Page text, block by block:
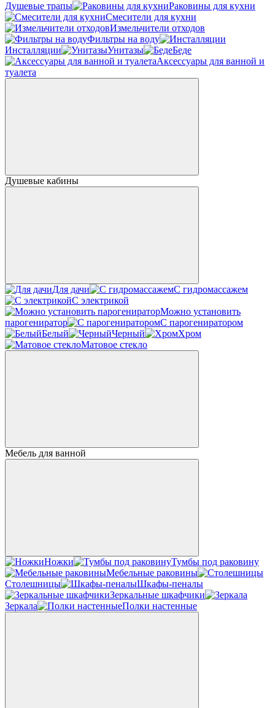
Душевые трапы
Раковины для кухни
Смесители для кухни
Измельчители отходов
Фильтры на воду
Инсталляции
Унитазы
Беде
Аксессуары для ванной и
туалета
Душевые кабины
Для дачи
С гидромассажем
С электрикой
Можно установить
парогениратор
С парогениратором
Белый
Черный
Хром
Матовое стекло
Мебель для ванной
Ножки
Тумбы под раковину
Мебельные раковины
Столешницы
Шкафы-пеналы
Зеркальные шкафчики
Зеркала
Полки настенные